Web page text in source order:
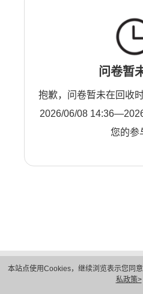
本站点使用Cookies，继续浏览表示您同
私政策>
问卷暂
抱歉，问卷暂未在回收
2026/06/08
您的参
隐私保护